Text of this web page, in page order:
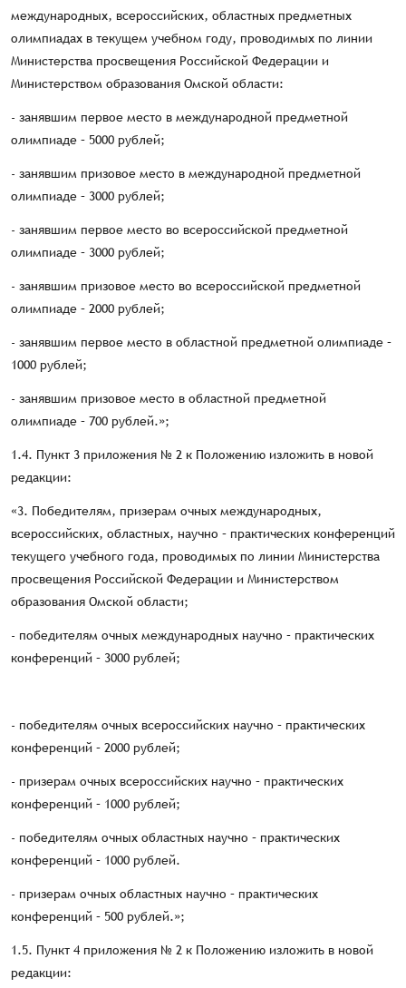
международных, всероссийских, областных предметных
олимпиадах в текущем учебном году, проводимых по линии
Министерства просвещения Российской Федерации и
Министерством образования Омской области:
- занявшим первое место в международной предметной
олимпиаде – 5000 рублей;
- занявшим призовое место в международной предметной
олимпиаде – 3000 рублей;
- занявшим первое место во всероссийской предметной
олимпиаде – 3000 рублей;
- занявшим призовое место во всероссийской предметной
олимпиаде – 2000 рублей;
- занявшим первое место в областной предметной олимпиаде –
1000 рублей;
- занявшим призовое место в областной предметной
олимпиаде – 700 рублей.»;
1.4. Пункт 3 приложения № 2 к Положению изложить в новой
редакции:
«3. Победителям, призерам очных международных,
всероссийских, областных, научно – практических конференций
текущего учебного года, проводимых по линии Министерства
просвещения Российской Федерации и Министерством
образования Омской области;
- победителям очных международных научно – практических
конференций – 3000 рублей;
- победителям очных всероссийских научно – практических
конференций – 2000 рублей;
- призерам очных всероссийских научно – практических
конференций – 1000 рублей;
- победителям очных областных научно – практических
конференций – 1000 рублей.
- призерам очных областных научно – практических
конференций – 500 рублей.»;
1.5. Пункт 4 приложения № 2 к Положению изложить в новой
редакции: